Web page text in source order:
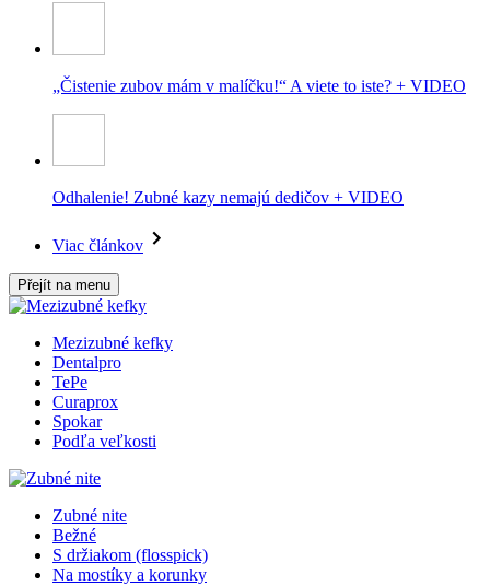
„Čistenie zubov mám v malíčku!“ A viete to iste? + VIDEO
Odhalenie! Zubné kazy nemajú dedičov + VIDEO
Viac článkov
Přejít na menu
Mezizubné kefky
Dentalpro
TePe
Curaprox
Spokar
Podľa veľkosti
Zubné nite
Bežné
S držiakom (flosspick)
Na mostíky a korunky